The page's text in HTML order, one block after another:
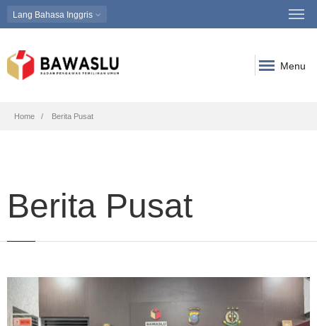
Lang Bahasa Inggris
Menu
Breadcrumb
Home Berita Pusat
Berita Pusat